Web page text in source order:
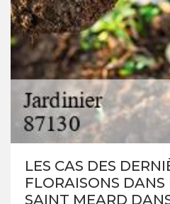
LES CAS DES
FLORAISONS DANS
SAINT MEARD